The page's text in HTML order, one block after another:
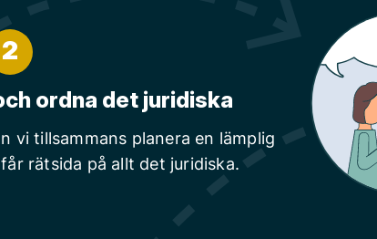
2
ordna det juridiska
vi tillsammans planera en lämplig
rätsida på allt det juridiska.